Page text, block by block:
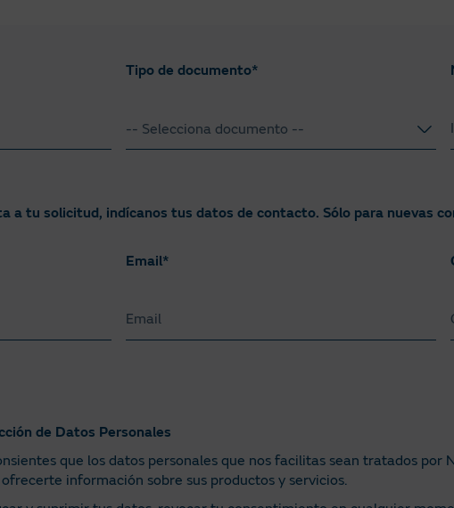
particulares del contrato
Tipo de documento*
-- Selecciona documento --
a tu solicitud, indícanos tus datos de contacto. Sólo para nuevas
Email*
de Datos Personales
que los datos personales que nos facilitas sean tratados por
información sobre sus productos y servicios.